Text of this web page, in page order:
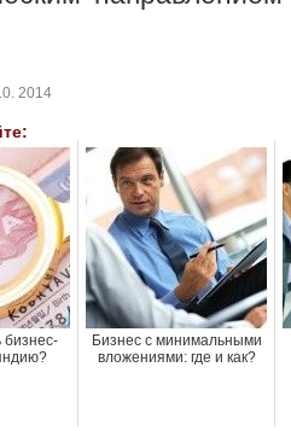
2014
бизнес-
Бизнес с минимальными
вложениями: где и как?